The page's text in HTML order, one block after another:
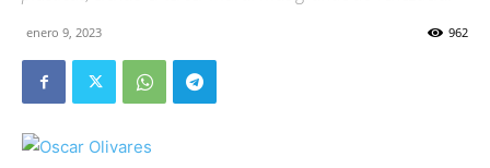
enero 9, 2023 962